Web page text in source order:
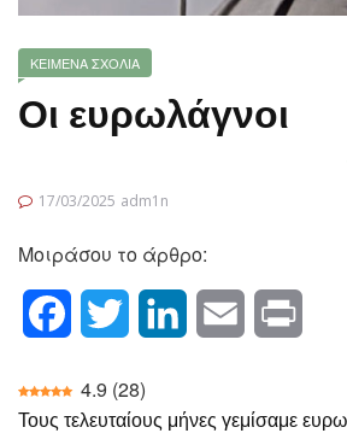
ΚΕΙΜΕΝΑΣΧΟΛΙΑ
Οι ευρωλάγνοι
17/03/2025 adm1n
Μοιράσου το άρθρο:
FacebookTwitter LinkedIn Email
4.9 (28)
Τους τελευταίους μήνες γεμίσαμε